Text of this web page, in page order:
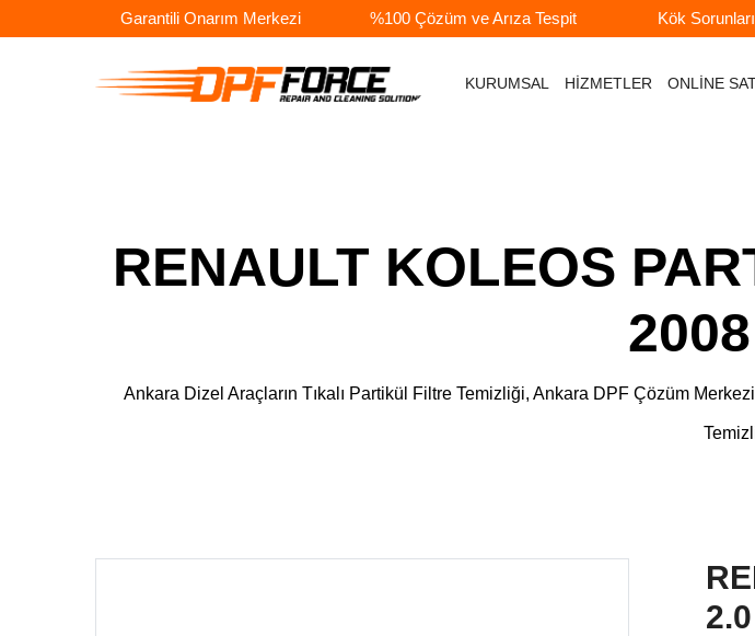
Garantili Onarım Merkezi %100 Çözüm ve Arıza Tespit Kök
KURUMSAL HİZMETLER ONLİNE
RENAULT KOLEOS
Ankara Dizel Araçların Tıkalı Partikül Filtre Temizliği, Ankara DPF Çözüm